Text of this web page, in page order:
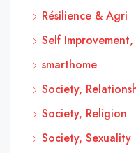
Résilience & Agri
Self
smarthome
Society,
Society, Religion
Society, Sexuality